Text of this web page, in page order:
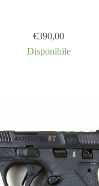
€390,00
Disponibile